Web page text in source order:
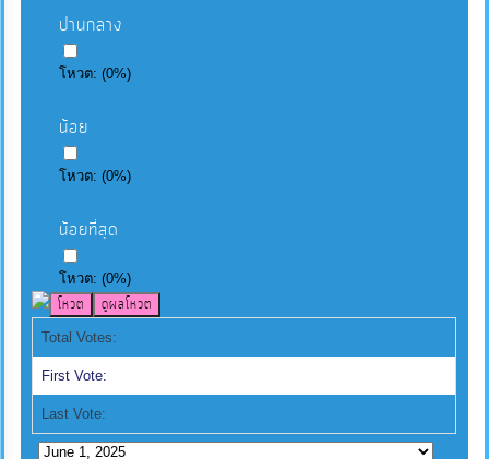
ปานกลาง
โหวต:(0%)
น้อย
โหวต:(0%)
น้อยที่สุด
โหวต:(0%)
Total Votes:
First Vote:
Last Vote: